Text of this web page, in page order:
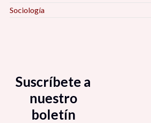
Sociología
Suscríbete a
nuestro
boletín